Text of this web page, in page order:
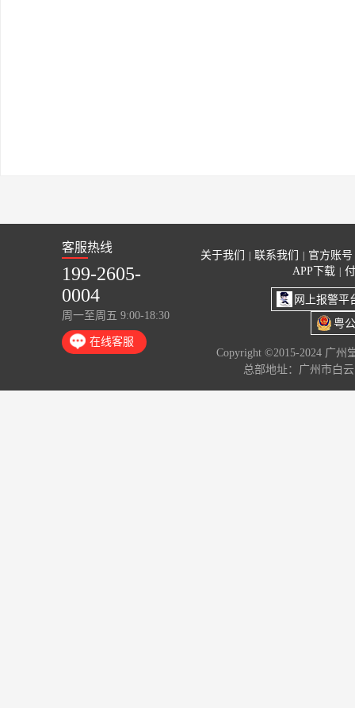
客服热线
199-2605-
0004
周一至周五 9:00-18:30
在线客服
关于我们 联系我们
官方账号
APP下载
网上报警平
粤
Copyright ©2015-2024 广州
总部地址：广州市白